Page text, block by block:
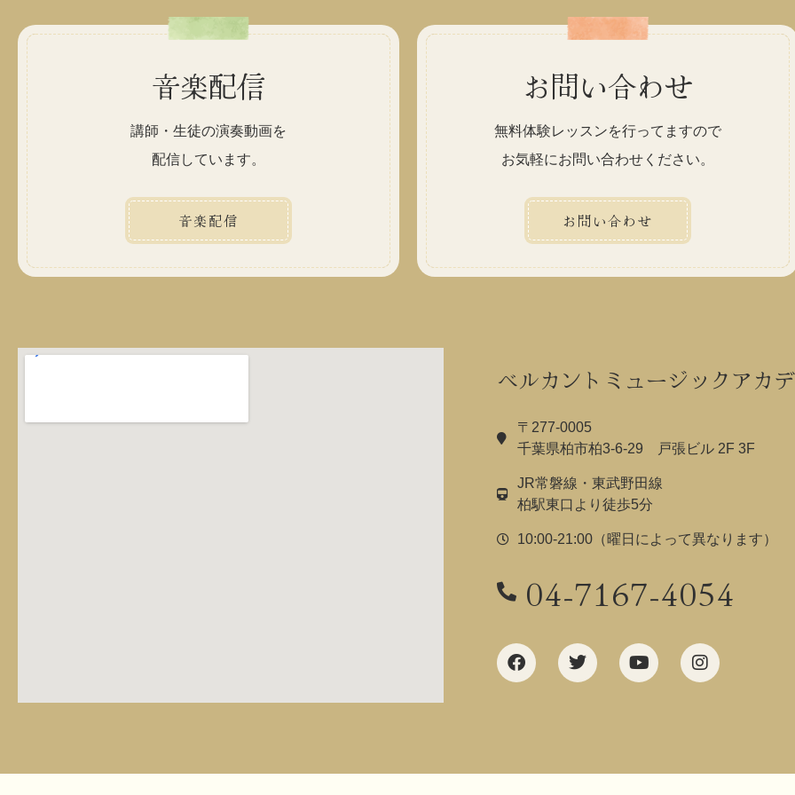
音楽配信
講師・生徒の演奏動画を
配信しています。
音楽配信
お問い合わせ
無料体験レッスンを行ってますので
お気軽にお問い合わせください。
お問い合わせ
ベルカントミュージックアカ
〒277-0005
千葉県柏市柏3-6-29 戸張ビル 2F 3F
JR常磐線・東武野田線
柏駅東口より徒歩5分
10:00-21:00（曜日によって異なります）
04-7167-4054